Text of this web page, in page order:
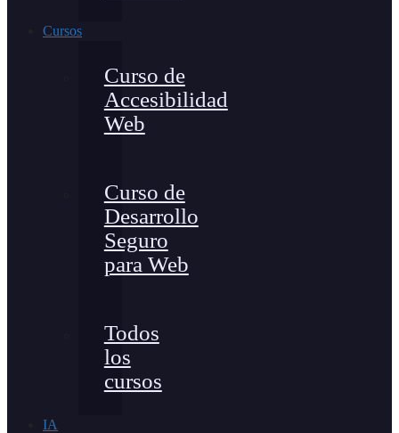
Cursos
Curso de
Accesibilidad
Web
Curso de
Desarrollo
Seguro
para Web
Todos
los
cursos
IA